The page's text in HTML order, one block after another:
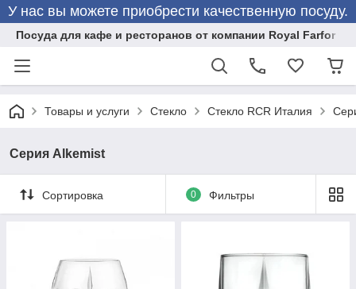
У нас вы можете приобрести качественную посуду.
Посуда для кафе и ресторанов от компании Royal Farfor
Товары и услуги Стекло Стекло RCR Италия
Серия Alkemist
Сортировка 0 Фильтры